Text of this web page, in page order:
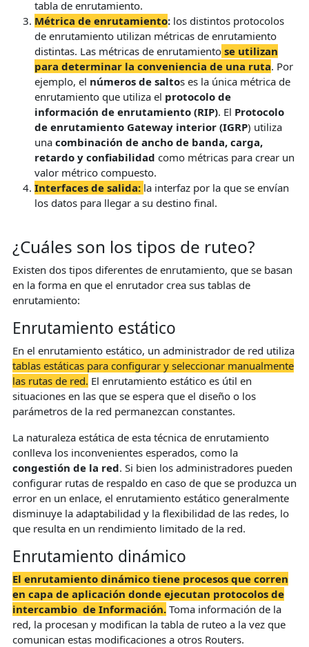
tabla de enrutamiento.
Métrica de enrutamiento: los distintos protocolos
de enrutamiento utilizan métricas de enrutamiento
distintas. Las métricas de enrutamiento se utilizan
para determinar la conveniencia de una ruta. Por
ejemplo, el números de saltos es la única métrica de
enrutamiento que utiliza el protocolo de
información de enrutamiento (RIP). El Protocolo
de enrutamiento Gateway interior (IGRP) utiliza
una combinación de ancho de banda, carga,
retardo y confiabilidad como métricas para crear un
valor métrico compuesto.
Interfaces de salida: la interfaz por la que se envían
los datos para llegar a su destino final.
¿Cuáles son los tipos de ruteo?
Existen dos tipos diferentes de enrutamiento, que se basan
en la forma en que el enrutador crea sus tablas de
enrutamiento:
Enrutamiento estático
En el enrutamiento estático, un administrador de red utiliza
tablas estáticas para configurar y seleccionar manualmente
las rutas de red. El enrutamiento estático es útil en
situaciones en las que se espera que el diseño o los
parámetros de la red permanezcan constantes.
La naturaleza estática de esta técnica de enrutamiento
conlleva los inconvenientes esperados, como la
congestión de la red. Si bien los administradores pueden
configurar rutas de respaldo en caso de que se produzca un
error en un enlace, el enrutamiento estático generalmente
disminuye la adaptabilidad y la flexibilidad de las redes, lo
que resulta en un rendimiento limitado de la red.
Enrutamiento dinámico
El enrutamiento dinámico tiene procesos que corren
en capa de aplicación donde ejecutan protocolos de
intercambio de Información. Toma información de la
red, la procesan y modifican la tabla de ruteo a la vez que
comunican estas modificaciones a otros Routers.